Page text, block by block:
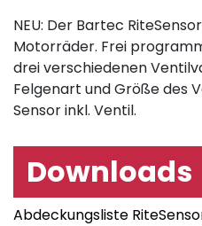
NEU: Der Bartec
Motorräder. Frei
drei verschiedenen
Felgenart und Größe des
Sensor inkl. Ventil.
Downloads
Abdeckungsliste